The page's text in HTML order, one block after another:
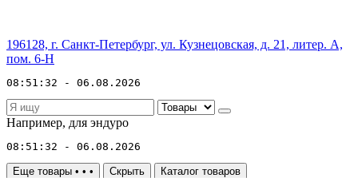
196128, г. Санкт-Петербург, ул. Кузнецовская, д. 21, литер. А,
пом. 6-Н
08:51:32 - 06.08.2026
Например, для эндуро
08:51:32 - 06.08.2026
Еще товары • • • Скрыть Каталог товаров